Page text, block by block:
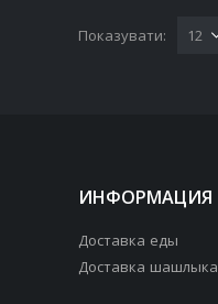
Показувати:
ИНФОРМАЦИЯ
Доставка еды
Доставка шашлыка